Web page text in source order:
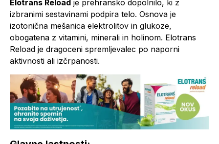
Elotrans Reload je prehransko dopolnilo, ki z
izbranimi sestavinami podpira telo. Osnova je
izotonična mešanica elektrolitov in glukoze,
obogatena z vitamini, minerali in holinom. Elotrans
Reload je dragoceni spremljevalec po naporni
aktivnosti ali izčrpanosti.